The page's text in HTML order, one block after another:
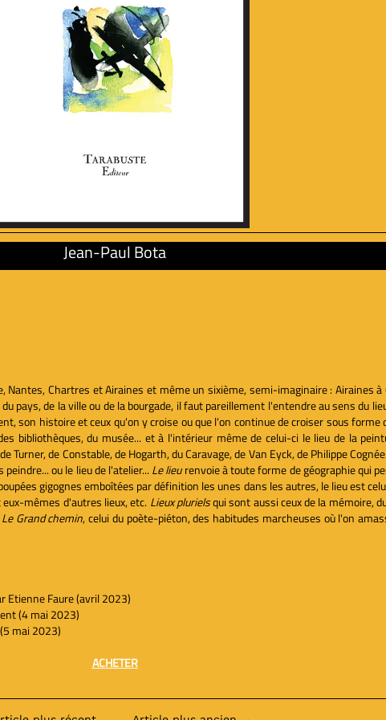
Jean-Paul Bota
Nantes, Chartres et Airaines et même un sixième, semi-imaginaire : Airaines
pays, de la ville ou de la bourgade, il faut pareillement l'entendre au sens du
son histoire et ceux qu'on y croise ou que l'on continue de croiser sous
bibliothèques, du musée... et à l'intérieur même de celui-ci le lieu de la
Turner, de Constable, de Hogarth, du Caravage, de Van Eyck, de Philippe
ou le lieu de l'atelier... Le lieurenvoie à toute forme de géographie qui
gigognes emboîtées par définition les unes dans les autres, le lieu est
mêmes d'autres lieux, etc. Lieux plurielsqui sont aussi ceux de la mémoire,
Le Grand chemin, celui du poète-piéton, des habitudes marcheuses où l'on
Etienne Faure (avril 2023)
(4 mai 2023)
mai 2023)
ACHETER